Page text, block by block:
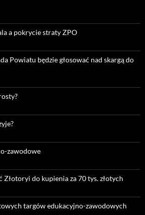
a pokrycie straty ZPO
Powiatu będzie głosować nad skargą do
zawodowe
Złotoryi do kupienia za 70 tys. złotych
targów edukacyjno-zawodowych